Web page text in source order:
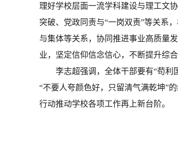
理好学校层面一流学科建设与理工文
突破、党政同责与“一岗双责”等关系
与集体等关系，协同推进事业高质量
业，坚定信仰信念信心， 不断提升综
李志超强调，全体干部要有“苟利
“不要人夸颜色好，只留清气满乾坤”
行动推动学校各项工作再上新台阶。